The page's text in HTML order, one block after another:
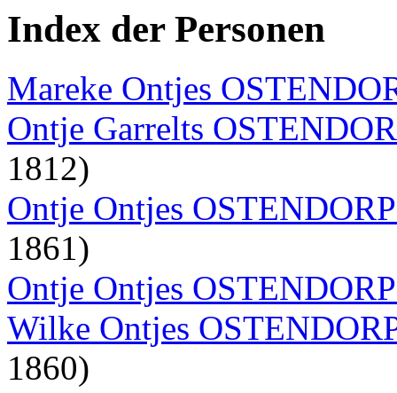
Index der Personen
Mareke Ontjes
Ontje Garrelts
1812)
Ontje Ontjes
1861)
Ontje Ontjes
Wilke Ontjes
1860)